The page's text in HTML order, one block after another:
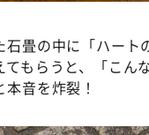
畳の中に「ハート
てもらうと、「こん
音を炸裂！